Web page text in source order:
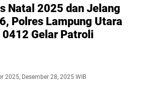
Natal 2025 dan Jelang
Polres Lampung Utara
Gelar Patroli
2025, Desember 28, 2025 WIB